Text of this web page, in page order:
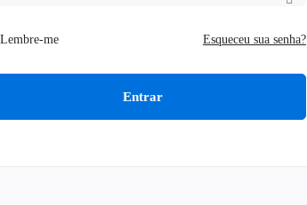
me Esqueceu sua senha?
Entrar